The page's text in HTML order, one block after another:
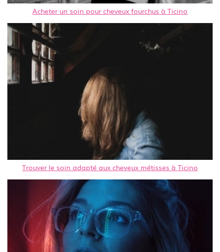
Acheter un soin pour cheveux fourchus à Ticino
Trouver le soin adapté aux cheveux métisses à Ticino